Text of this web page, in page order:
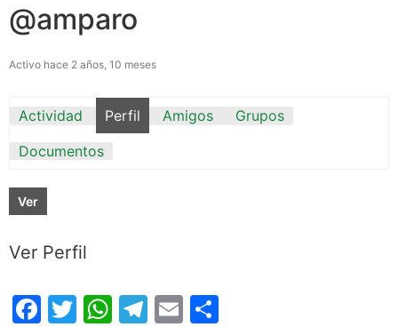
@amparo
Activo hace 2 años, 10 meses
Actividad Perfil Amigos
Grupos
Documentos
Ver
Ver Perfil
Facebook
Twitter
WhatsApp
Telegram
Email